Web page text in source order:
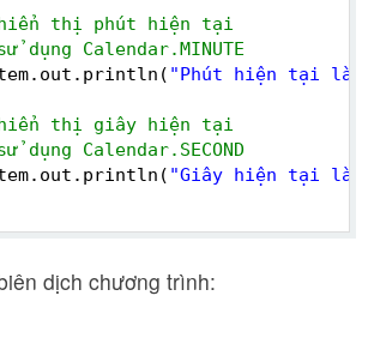
thị phút hiện tại
dụng Calendar.MINUTE
"Phút hiện tại là
thị giây hiện tại
dụng Calendar.SECOND
"Giây hiện tại là
dịch chương trình: